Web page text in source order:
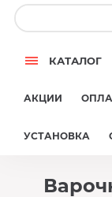
КАТАЛОГ
АКЦИИ
УСТАНОВКА